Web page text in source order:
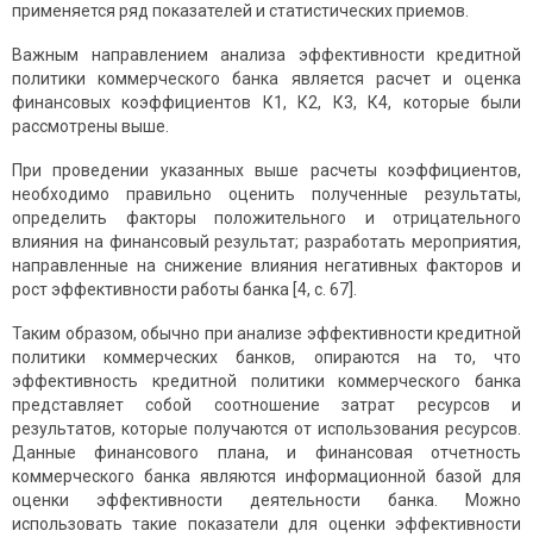
применяется ряд показателей и статистических приемов.
Важным направлением анализа эффективности кредитной
политики коммерческого банка является расчет и оценка
финансовых коэффициентов К1, К2, К3, К4, которые были
рассмотрены выше.
При проведении указанных выше расчеты коэффициентов,
необходимо правильно оценить полученные результаты,
определить факторы положительного и отрицательного
влияния на финансовый результат; разработать мероприятия,
направленные на снижение влияния негативных факторов и
рост эффективности работы банка [4, с. 67].
Таким образом, обычно при анализе эффективности кредитной
политики коммерческих банков, опираются на то, что
эффективность кредитной политики коммерческого банка
представляет собой соотношение затрат ресурсов и
результатов, которые получаются от использования ресурсов.
Данные финансового плана, и финансовая отчетность
коммерческого банка являются информационной базой для
оценки эффективности деятельности банка. Можно
использовать такие показатели для оценки эффективности